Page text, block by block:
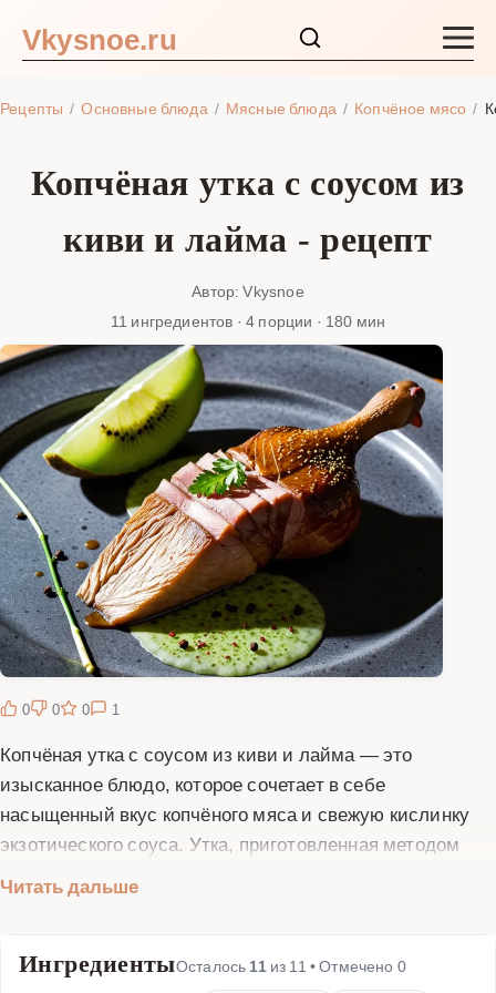
Vkysnoe.ru
Рецепты Основные блюда Мясные блюда Копчёное мясо
Копчёная утка с соусом из
киви и лайма - рецепт
Автор: Vkysnoe
11 ингредиентов · 4 порции · 180 мин
0 0 0 1
Копчёная утка с соусом из киви и лайма — это
изысканное блюдо, которое сочетает в себе
насыщенный вкус копчёного мяса и свежую кислинку
экзотического соуса. Утка, приготовленная методом
текстуру, а соус на основе киви и лайма добавляет
подходит для праздничного ужина или особого случая,
Читать дальше
ИнгредиентыОсталось 11из 11 • Отмечено 0